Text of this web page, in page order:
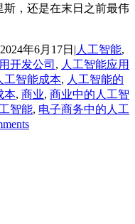
斯，还是在末日之前最伟
2024年6月17日 | 人工智能,
开发公司 , 人工智能应用
工智能成本, 人工智能的
本, 商业, 商业中的人工智
智能, 电子商务中的人工